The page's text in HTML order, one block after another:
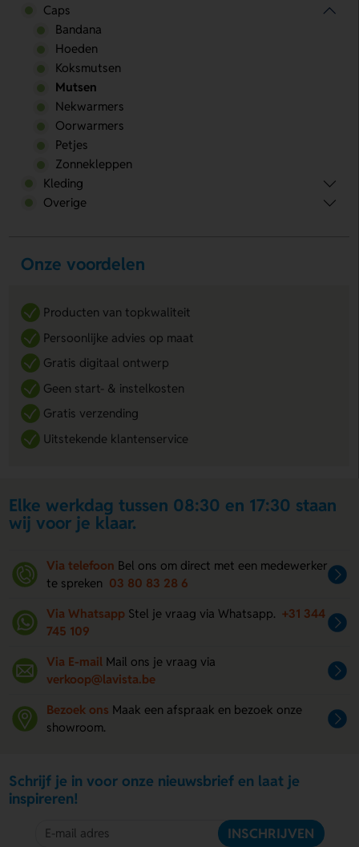
Caps
Bandana
Hoeden
Koksmutsen
Mutsen
Nekwarmers
Oorwarmers
Petjes
Zonnekleppen
Kleding
Overige
Onze voordelen
Producten van topkwaliteit
Persoonlijke advies op maat
Gratis digitaal ontwerp
Geen start- & instelkosten
Gratis verzending
Uitstekende klantenservice
Elke werkdag tussen 08:30 en 17:30 staan
wij voor je klaar.
Via telefoon Bel ons om direct met een medewerker
te spreken 03 80 83 28 6
Via Whatsapp Stel je vraag via Whatsapp. +31 344
745 109
Via E-mail Mail ons je vraag via
verkoop@lavista.be
Bezoek ons Maak een afspraak en bezoek onze
showroom.
Schrijf je in voor onze nieuwsbrief en laat je
inspireren!
INSCHRIJVEN